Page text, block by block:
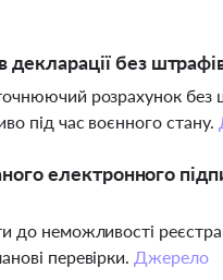
без
розрахунок без
під час воєнного стану.
електронного
до неможливості
перевірки. Джерело